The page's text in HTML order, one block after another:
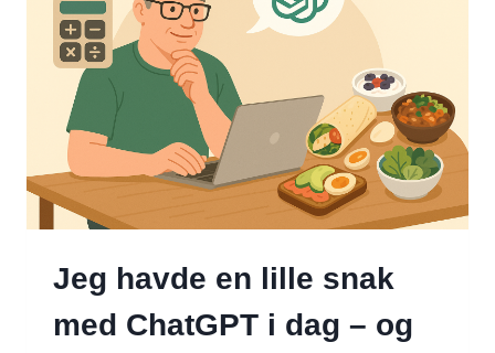
Jeg havde en lille snak
med ChatGPT i dag – og